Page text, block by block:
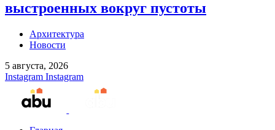
выстроенных вокруг пустоты
Архитектура
Новости
5 августа, 2026
Instagram Instagram